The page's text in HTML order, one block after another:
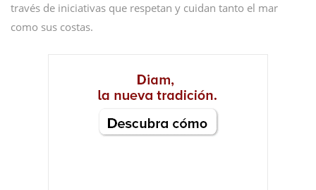
través de iniciativas que respetan y cuidan tanto el mar
como sus costas.